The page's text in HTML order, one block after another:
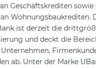
Geschäftskrediten sowie
Wohnungsbaukrediten.
ist derzeit die
und deckt die
ab. Unter der Marke